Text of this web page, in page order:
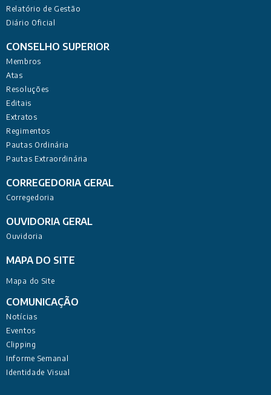
Relatório de Gestão
Diário Oficial
CONSELHO SUPERIOR
Membros
Atas
Resoluções
Editais
Extratos
Regimentos
Pautas Ordinária
Pautas Extraordinária
CORREGEDORIA GERAL
Corregedoria
OUVIDORIA GERAL
Ouvidoria
MAPA DO SITE
Mapa do Site
COMUNICAÇÃO
Notícias
Eventos
Clipping
Informe Semanal
Identidade Visual